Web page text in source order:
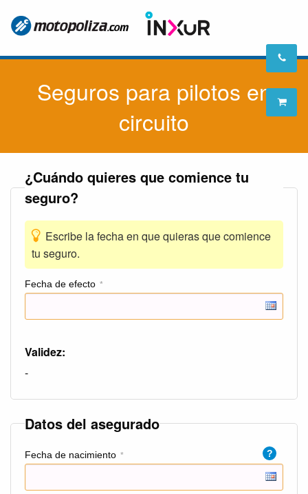
Seguros para pilotos en
circuito
¿Cuándo quieres que comience tu
seguro?
Escribe la fecha en que quieras que comience
tu seguro.
Fecha de efecto *
Validez:
-
Datos del asegurado
Fecha de nacimiento * ?